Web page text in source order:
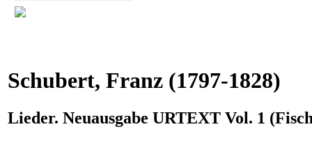
Schubert, Franz (1797-1828)
Lieder. Neuausgabe URTEXT Vol. 1